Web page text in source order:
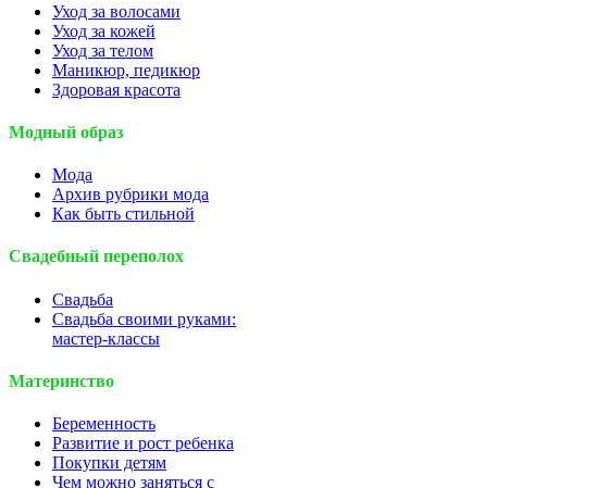
Уход за волосами
Уход за кожей
Уход за телом
Маникюр, педикюр
Здоровая красота
Модный образ
Мода
Архив рубрики мода
Как быть стильной
Свадебный переполох
Свадьба
Свадьба своими руками:
мастер-классы
Материнство
Беременность
Развитие и рост ребенка
Покупки детям
Чем можно заняться с